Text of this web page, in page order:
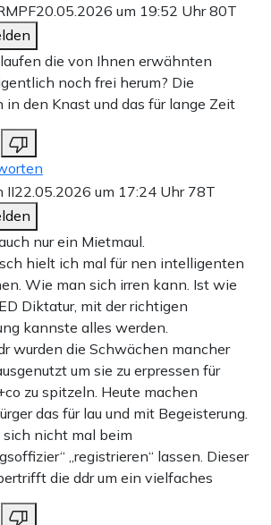
20.05.2026 um 19:52 Uhr80T
die von Ihnen erwähnten
noch frei herum? Die
in den Knast und das für lange Zeit
II22.05.2026 um 17:24 Uhr 78T
nur ein Mietmaul.
hielt ich mal für nen intelligenten
Wie man sich irren kann. Ist wie
Diktatur, mit der richtigen
kannste alles werden.
wurden die Schwächen mancher
um sie zu erpressen für
zu spitzeln. Heute machen
das für lau und mit Begeisterung.
sich nicht mal beim
„registrieren“ lassen. Dieser
die ddr um ein vielfaches